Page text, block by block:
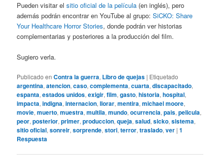
Pueden visitar elsitio oficial de la película (en inglés), pero
además podrán encontrar en YouTube al grupo:SiCKO: Share
Your Healthcare Horror Stories, donde podrán ver historias
complementarias y posteriores a la producción del film.
Sugiero verla.
Publicado en Contra la guerra, Libro de quejas | Etiquetado
argentina,atencion,caso,complementa,cuarta,discapacitado,
espanta,estados unidos,exigir,film,gasto,historia,hospital,
impacta,indigna,internacion,llorar,mentira,michael moore,
movie,muerto,muestra,multila,mundo,ocurrencia,pais,pelicula,
peor,posterior,primer,produccion,queja,salud,sicko,sistema,
sitio oficial,sonreir,sorprende,stori,terror,traslado,ver |1
Respuesta